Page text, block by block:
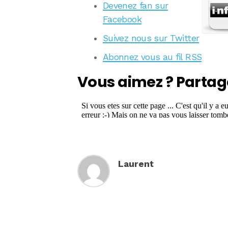
Devenez fan sur
Facebook
Suivez nous sur Twitter
Abonnez vous au fil RSS
Vous aimez ?
Laurent